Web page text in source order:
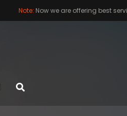
Note: Now we are offering best